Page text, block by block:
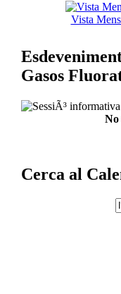
Vista
Gasos
No
Cerca al